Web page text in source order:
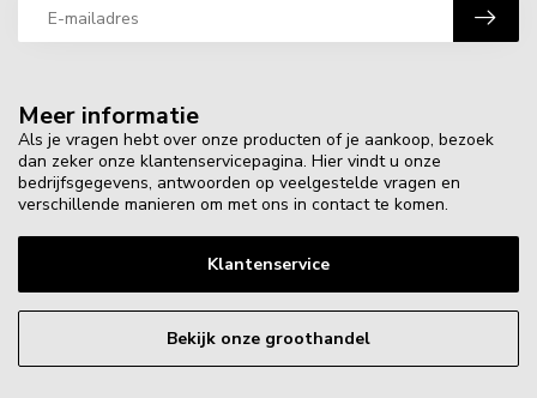
Meer informatie
Als je vragen hebt over onze producten of je aankoop, bezoek
dan zeker onze klantenservicepagina. Hier vindt u onze
bedrijfsgegevens, antwoorden op veelgestelde vragen en
verschillende manieren om met ons in contact te komen.
Klantenservice
Bekijk onze groothandel